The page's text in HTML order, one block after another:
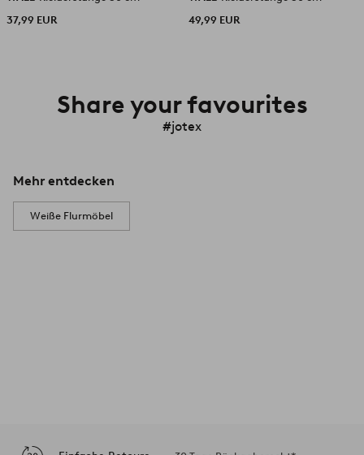
37,99 EUR
49,99 EUR
Share your favourites
#jotex
Mehr entdecken
Weiße Flurmöbel